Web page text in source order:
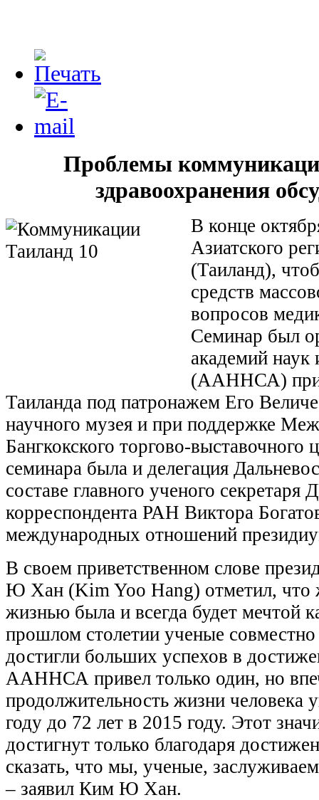
Проблемы
здравоохранения
В конце
Азиатского
(Таиланд),
средств
вопросов
Семинар был
академий
(ААННСА) при
Таиланда под патронажем Его
научного музея и при поддержке
Бангкокского торгово-выставочного
семинара была и делегация
составе главного ученого
корреспондента РАН Виктора
международных отношений
В своем приветственном слове
Ю Хан (Kim Yoo Hang) отметил, что
жизнью была и всегда будет мечтой
прошлом столетии ученые
достигли больших успехов в
ААННСА привел только один, но
продолжительность жизни человека
году до 72 лет в 2015 году. Этот
достигнут только благодаря
сказать, что мы, ученые,
‒ заявил Ким Ю Хан.